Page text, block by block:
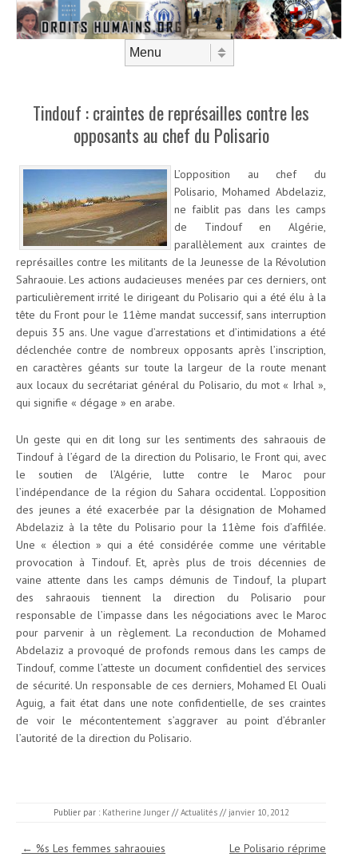
Tindouf : craintes de représailles contre les
opposants au chef du Polisario
L’opposition au chef du
Polisario, Mohamed Abdelaziz,
ne faiblit pas dans les camps
de Tindouf en Algérie,
parallèlement aux craintes de
représailles contre les militants de la Jeunesse de la Révolution
Sahraouie. Les actions audacieuses menées par ces derniers, ont
particulièrement irrité le dirigeant du Polisario qui a été élu à la
tête du Front pour le 11ème mandat successif, sans interruption
depuis 35 ans. Une vague d’arrestations et d’intimidations a été
déclenchée contre de nombreux opposants après l’inscription,
en caractères géants sur toute la largeur de la route menant
aux locaux du secrétariat général du Polisario, du mot « Irhal »,
qui signifie « dégage » en arabe.
Un geste qui en dit long sur les sentiments des sahraouis de
Tindouf à l’égard de la direction du Polisario, le Front qui, avec
le soutien de l’Algérie, lutte contre le Maroc pour
l’indépendance de la région du Sahara occidental. L’opposition
des jeunes a été exacerbée par la désignation de Mohamed
Abdelaziz à la tête du Polisario pour la 11ème fois d’affilée.
Une « élection » qui a été considérée comme une véritable
provocation à Tindouf. Et, après plus de trois décennies de
vaine attente dans les camps démunis de Tindouf, la plupart
des sahraouis tiennent la direction du Polisario pour
responsable de l’impasse dans les négociations avec le Maroc
pour parvenir à un règlement. La reconduction de Mohamed
Abdelaziz a provoqué de profonds remous dans les camps de
Tindouf, comme l’atteste un document confidentiel des services
de sécurité. Un responsable de ces derniers, Mohamed El Ouali
Aguig, a fait état dans une note confidentielle, de ses craintes
de voir le mécontentement s’aggraver au point d’ébranler
l’autorité de la direction du Polisario.
Publier par : Katherine Junger // Actualités // janvier 10, 2012
Navigation des articles
← %s Les femmes sahraouies
Le Polisario réprime